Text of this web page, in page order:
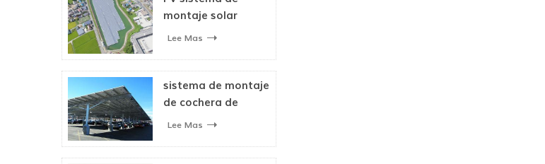
montaje solar
flotante
Lee Mas
sistema de montaje
de cochera de
estructura
Lee Mas